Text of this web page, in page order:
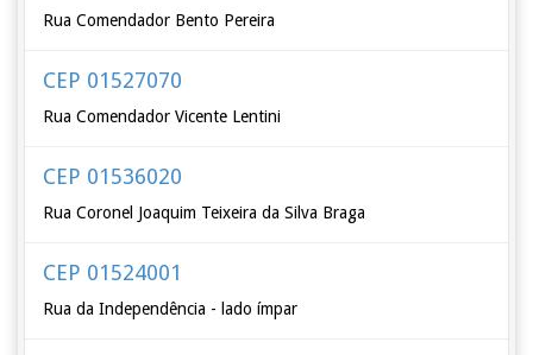
Rua Comendador Bento Pereira
CEP 01527070
Rua Comendador Vicente Lentini
CEP 01536020
Rua Coronel Joaquim Teixeira da Silva Braga
CEP 01524001
Rua da Independência - lado ímpar